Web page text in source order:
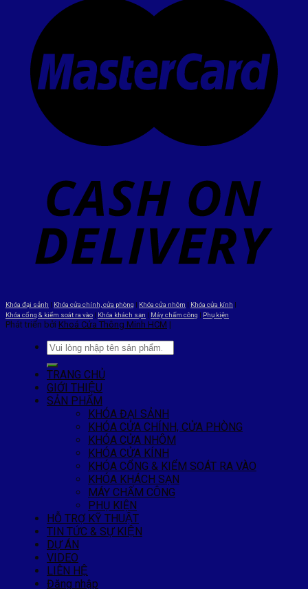
Khóa đại sảnh Khóa cửa chính, cửa phòng Khóa cửa nhôm Khóa cửa kính
Khóa cổng & kiểm soát ra vào
Khóa khách sạn Máy chấm công Phụ kiện
Phát triển bởi Khoá Cửa Thông Minh HCM |
TRANG CHỦ
GIỚI THIỆU
SẢN PHẨM
KHÓA ĐẠI SẢNH
KHÓA CỬA CHÍNH, CỬA PHÒNG
KHÓA CỬA NHÔM
KHÓA CỬA KÍNH
KHÓA CỔNG & KIỂM SOÁT RA VÀO
KHÓA KHÁCH SẠN
MÁY CHẤM CÔNG
PHỤ KIỆN
HỖ TRỢ KỸ THUẬT
TIN TỨC & SỰ KIỆN
DỰ ÁN
VIDEO
LIÊN HỆ
Đăng nhập